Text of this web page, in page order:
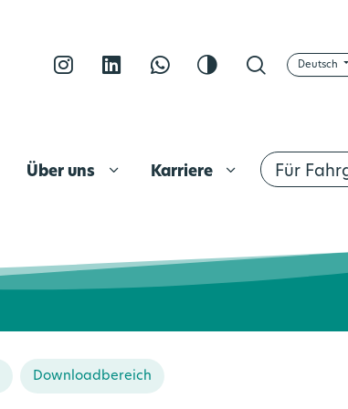
Deutsch
Über uns Karriere Für
Downloadbereich